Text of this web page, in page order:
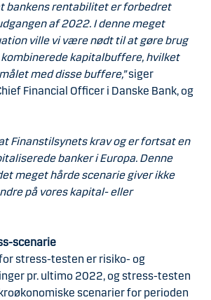
bankens rentabilitet er forbedret
af 2022. I denne meget
ville vi være nødt til at gøre brug
kapitalbuffere, hvilket
med disse buffere,”siger
Financial Officer i Danske Bank, og
Finanstilsynets krav og er fortsat en
banker i Europa. Denne
meget hårde scenarie giver ikke
på vores kapital- eller
scenarie
stress-testen er risiko- og
pr. ultimo 2022, og stress-testen
scenarier for perioden